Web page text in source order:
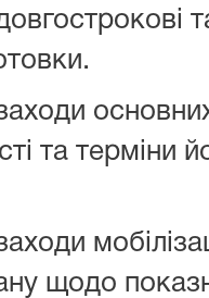
та терміни
щодо